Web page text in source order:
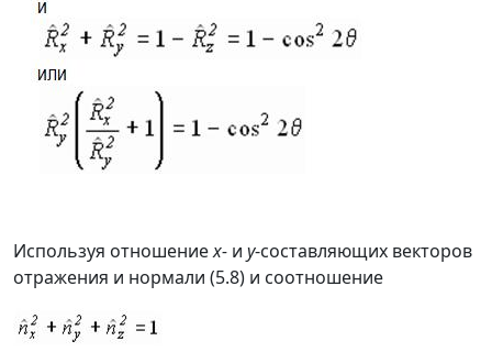
Используя отношениеx- и y-составляющих векторов
отражения и нормали (5.8) и соотношение